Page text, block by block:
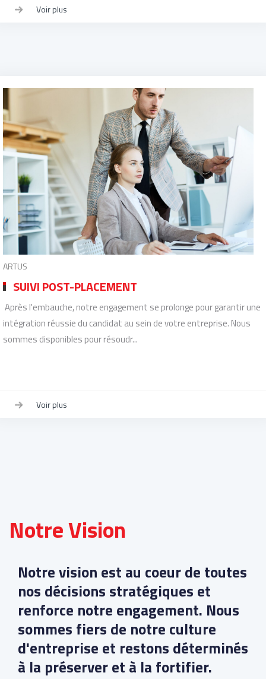
Voir plus
ARTUS
SUIVI POST-PLACEMENT
Après l'embauche, notre engagement se prolonge pour garantir une
intégration réussie du candidat au sein de votre entreprise. Nous
sommes disponibles pour résoudr...
Voir plus
Notre Vision
Notre vision est au coeur de toutes
nos décisions stratégiques et
renforce notre engagement. Nous
sommes fiers de notre culture
d'entreprise et restons déterminés
à la préserver et à la fortifier.